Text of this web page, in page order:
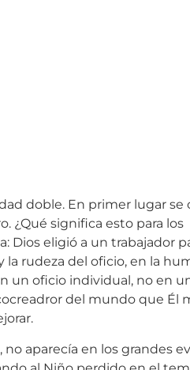
doble. En primer lugar se
¿Qué significa esto para los
Dios eligió a un trabajador
la rudeza del oficio, en la
un oficio individual, no en
del mundo que Él
aparecía en los grandes
al Niño perdido en el